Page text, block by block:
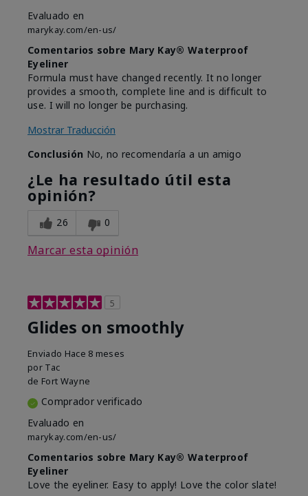
Evaluado en
marykay.com/en-us/
Comentarios sobre Mary Kay® Waterproof
Eyeliner
Formula must have changed recently. It no longer
provides a smooth, complete line and is difficult to
use. I will no longer be purchasing.
Mostrar Traducción
Conclusión No, no recomendaría a un amigo
¿Le ha resultado útil esta
opinión?
26 0
Marcar esta opinión
5
Glides on smoothly
Enviado Hace 8 meses
por Tac
de Fort Wayne
Comprador verificado
Evaluado en
marykay.com/en-us/
Comentarios sobre Mary Kay® Waterproof
Eyeliner
Love the eyeliner. Easy to apply! Love the color slate!